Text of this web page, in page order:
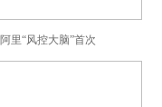
阿里“风控大脑”首次